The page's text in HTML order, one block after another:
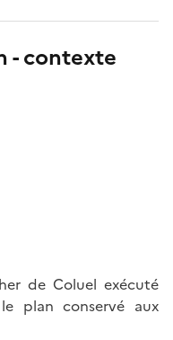
- contexte
de Coluel exécuté
plan conservé aux